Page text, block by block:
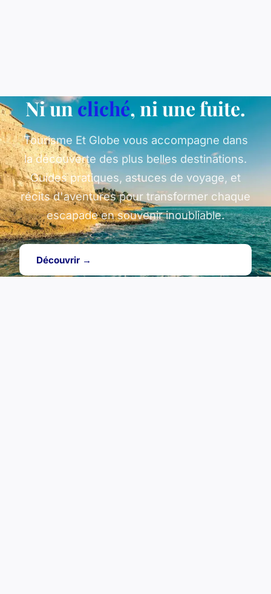
Ni uncliché, ni une fuite.
Tourisme Et Globe vous accompagne dans
la découverte des plus belles destinations.
Guides pratiques, astuces de voyage, et
récits d'aventures pour transformer chaque
escapade en souvenir inoubliable.
Découvrir →